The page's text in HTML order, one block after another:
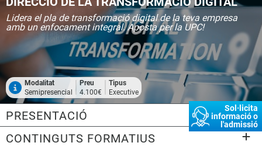
Sol·licita
informació o
l'admissió
Lidera el pla de transformació digital de la teva empresa
amb un enfocament integral. Aposta per la UPC!
Modalitat
Semipresencial
Preu
4.100€
Tipus
Executive
PRESENTACIÓ
CONTINGUTS FORMATIUS